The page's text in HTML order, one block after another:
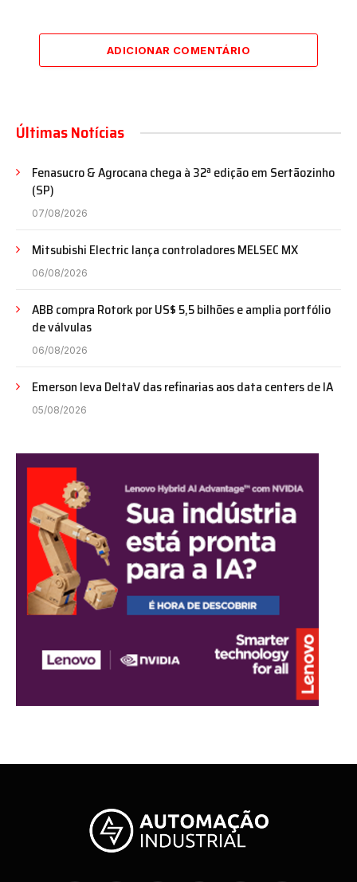
ADICIONAR COMENTÁRIO
Últimas Notícias
Fenasucro & Agrocana chega à 32ª edição em Sertãozinho
(SP)
07/08/2026
Mitsubishi Electric lança controladores MELSEC MX
06/08/2026
ABB compra Rotork por US$ 5,5 bilhões e amplia portfólio
de válvulas
06/08/2026
Emerson leva DeltaV das refinarias aos data centers de IA
05/08/2026